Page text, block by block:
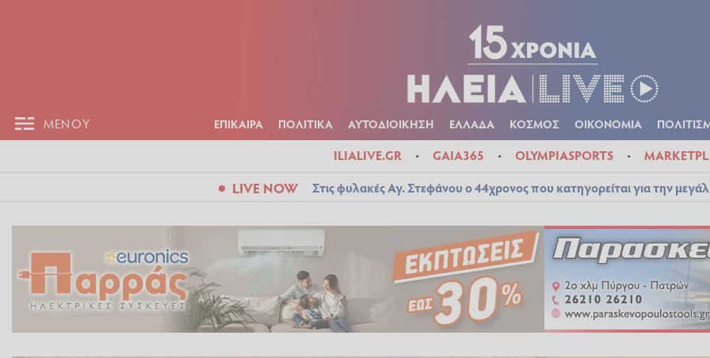
ΜΕΝΟΥ ΕΠΙΚΑΙΡΑ ΠΟΛΙΤΙΚΑ ΑΥΤΟΔΙΟΙΚΗΣΗ ΕΛΛΑΔΑ ΚΟΣΜΟΣ ΟΙΚΟΝΟΜΙΑ
ILIALIVE.GR GAIA365 OLYMPIASPORTS
LIVE NOW Στις φυλακές Αγ. Στεφάνου ο 44χρονος που κατηγορείται για την